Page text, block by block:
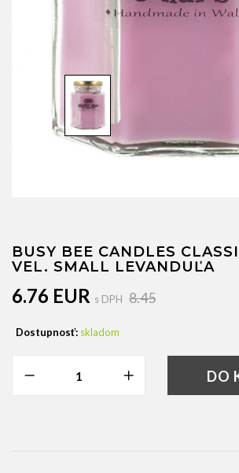
BUSY BEE CANDLES
VEL. SMALL LEVANDUĽA
6.76 EUR s DPH 8.45
Dostupnosť: skladom
DO